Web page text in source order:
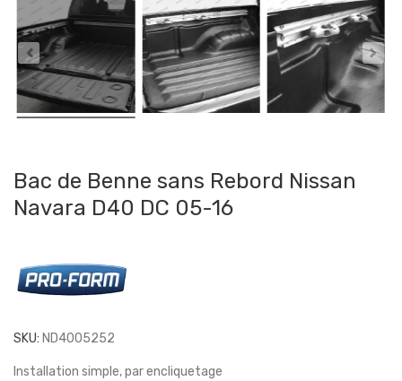
Bac de Benne sans Rebord Nissan
Navara D40 DC 05-16
SKU: ND4005252
Installation simple, par encliquetage